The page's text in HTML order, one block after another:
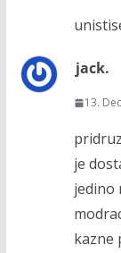
jack.
13.
je
jedino
kazne